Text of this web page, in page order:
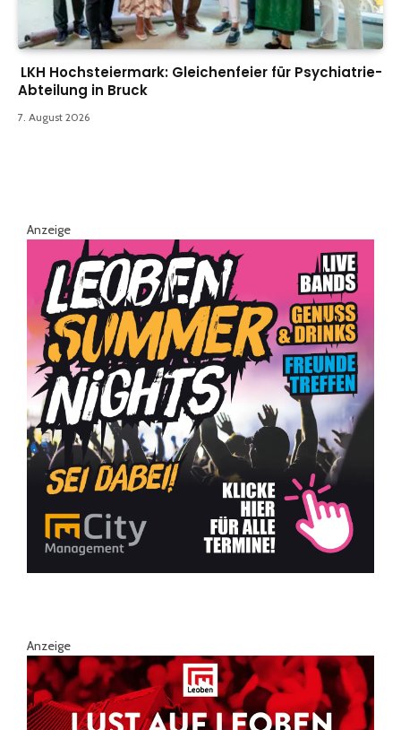
LKH Hochsteiermark: Gleichenfeier für Psychiatrie-
Abteilung in Bruck
7. August 2026
Anzeige
Anzeige